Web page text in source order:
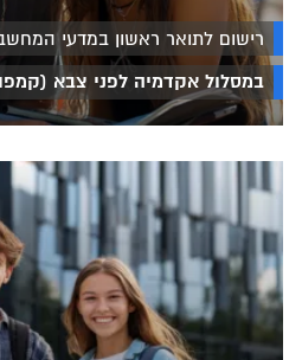
רישום לתואר ראשון במדעי
במסלול אקדמיה לפני צבא